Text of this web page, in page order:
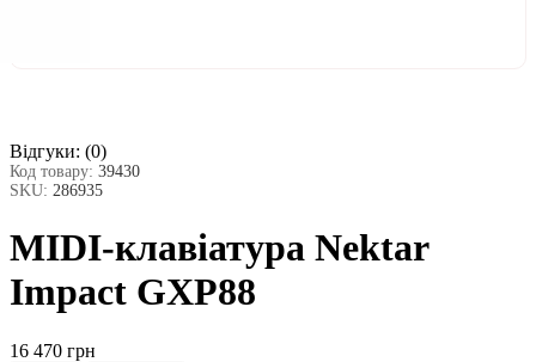
Відгуки: (0)
Код товару: 39430
SKU: 286935
MIDI-клавіатура Nektar
Impact GXP88
16 470 грн